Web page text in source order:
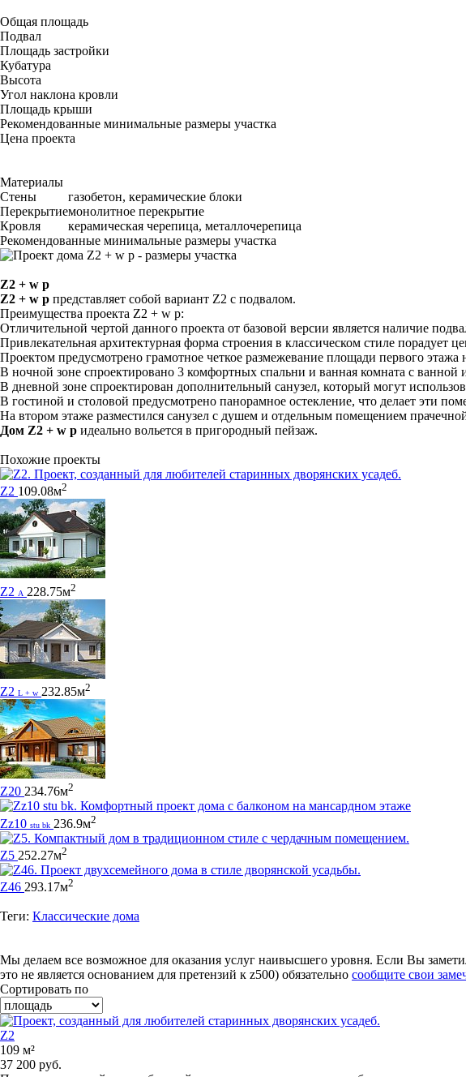
Общая площадь
Подвал
Площадь застройки
Кубатура
Высота
Угол наклона кровли
Площадь крыши
Рекомендованные минимальные размеры участка
Цена проекта
Материалы
Стены
газобетон, керамические блоки
Перекрытиемонолитное перекрытие
Кровля
керамическая черепица, металлочерепица
Рекомендованные минимальные размеры участка
Z2 + w p
Z2 + w p представляет собой вариант Z2 с подвалом.
Преимущества проекта Z2 + w p:
Отличительной чертой данного проекта от базовой версии является наличие
Привлекательная архитектурная форма строения в классическом стиле порадует
Проектом предусмотрено грамотное четкое размежевание площади первого
В ночной зоне спроектировано 3 комфортных спальни и ванная комната с ванной
В дневной зоне спроектирован дополнительный санузел, который могут
В гостиной и столовой предусмотрено панорамное остекление, что делает эти
На втором этаже разместился санузел с душем и отдельным помещением
Дом Z2 + w p идеально вольется в пригородный пейзаж.
Похожие проекты
Z2 109.08м2
Z2 A 228.75м2
Z2 L + w 232.85м2
Z20 234.76м2
Zz10 stu bk 236.9м2
Z5 252.27м2
Z46 293.17м2
Теги: Классические дома
Мы делаем все возможное для оказания услуг наивысшего уровня. Если Вы
это не является основанием для претензий к z500) обязательно сообщите свои
Сортировать по
Z2
109 м²
37 200 руб.